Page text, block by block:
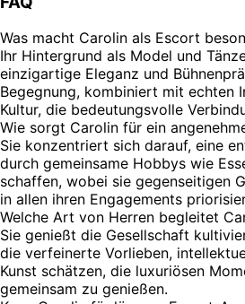
Was macht Carolin als Escort
Ihr Hintergrund als Model und
einzigartige Eleganz und
Begegnung, kombiniert mit echten
Kultur, die bedeutungsvolle
Wie sorgt Carolin für ein
Sie konzentriert sich darauf, eine
durch gemeinsame Hobbys wie
schaffen, wobei sie gegenseitigen
in allen ihren Engagements
Welche Art von Herren begleitet
Sie genießt die Gesellschaft
die verfeinerte Vorlieben,
Kunst schätzen, die luxuriösen
gemeinsam zu genießen.